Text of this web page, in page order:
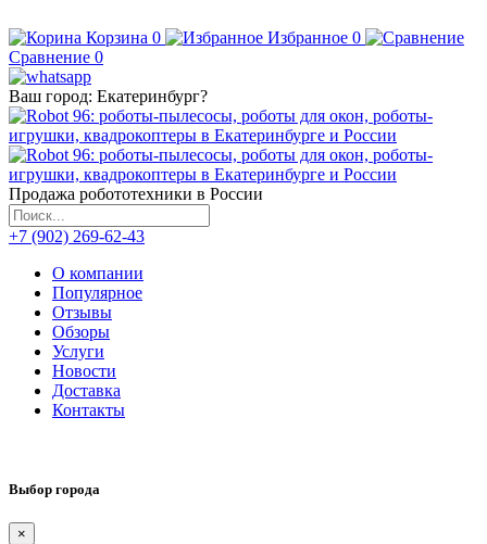
Корзина 0 Избранное 0
Сравнение 0
Ваш город: Екатеринбург?
Продажа робототехники в России
+7 (902) 269-62-43
О компании
Популярное
Отзывы
Обзоры
Услуги
Новости
Доставка
Контакты
Выбор города
×